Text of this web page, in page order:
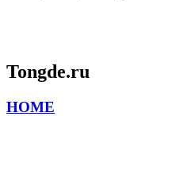
Tongde.ru
HOME